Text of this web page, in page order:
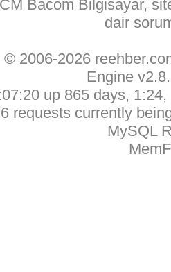
Bacom Bilgisayar,
dair
© 2006-2026
Engine
up 865 days,
requests currently
MySQL